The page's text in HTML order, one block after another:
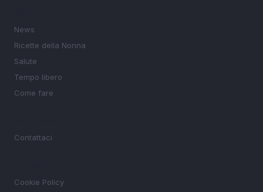
News
Ricette della Nonna
Salute
Tempo libero
Come fare
Contattaci
Cookie Policy